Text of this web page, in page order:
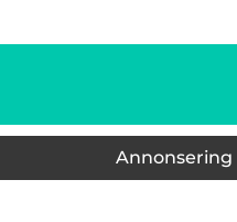
Annonsering